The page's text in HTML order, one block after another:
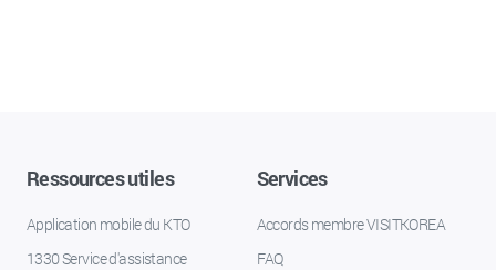
Ressources utiles
Application mobile du KTO
1330 Service d'assistance
Services
Accords membre VISITKOREA
FAQ